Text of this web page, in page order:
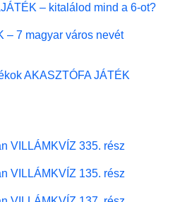
– kitalálod mind a 6-ot?
– 7 magyar város nevét
AKASZTÓFA JÁTÉK
VILLÁMKVÍZ 335. rész
VILLÁMKVÍZ 135. rész